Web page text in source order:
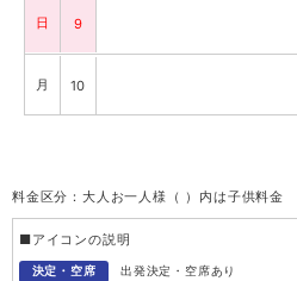
日 9
月 10
12
木 13
料金区分：大人お一人様（ ）内は子供料金
■アイコンの説明
決定・空席 出発決定・空席あり